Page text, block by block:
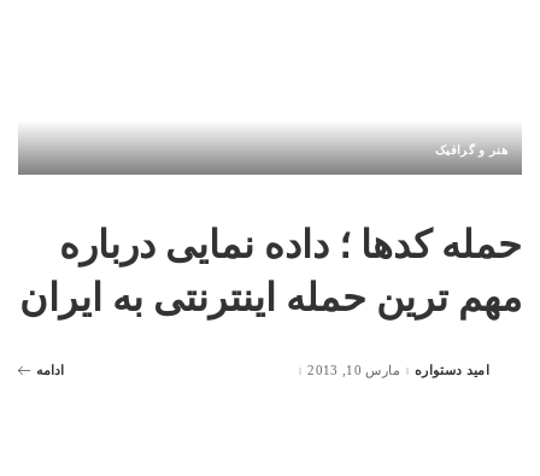
هنر و گرافیک
حمله کدها ؛ داده نمایی درباره
مهم ترین حمله اینترنتی به ایران
Postedامید دستواره مارس 10, 2013 ادامه